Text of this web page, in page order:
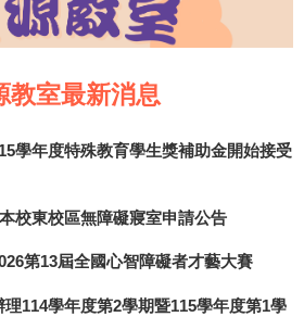
教室最新消息
學年度特殊教育學生獎補助金開始接受
校東校區無障礙寢室申請公告
第13屆全國心智障礙者才藝大賽
理114學年度第2學期暨115學年度第1學